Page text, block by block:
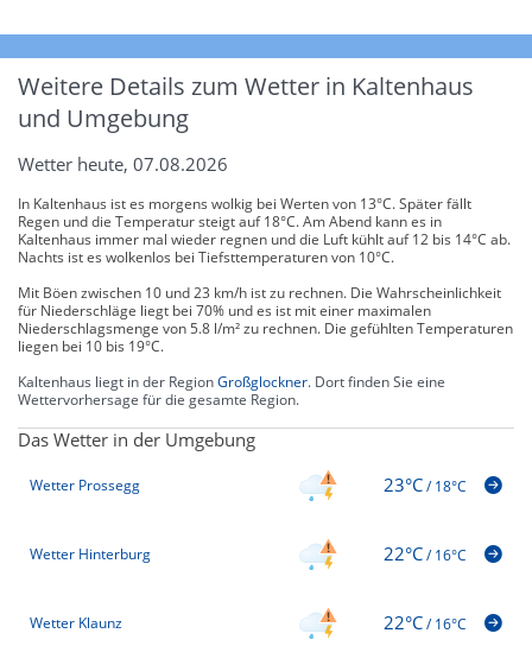
Weitere Details zum Wetter in Kaltenhaus
und Umgebung
Wetter heute, 07.08.2026
In Kaltenhaus ist es morgens wolkig bei Werten von 13°C. Später fällt
Regen und die Temperatur steigt auf 18°C. Am Abend kann es in
Kaltenhaus immer mal wieder regnen und die Luft kühlt auf 12 bis 14°C ab.
Nachts ist es wolkenlos bei Tiefsttemperaturen von 10°C.
Mit Böen zwischen 10 und 23 km/h ist zu rechnen. Die Wahrscheinlichkeit
für Niederschläge liegt bei 70% und es ist mit einer maximalen
Niederschlagsmenge von 5.8 l/m² zu rechnen. Die gefühlten Temperaturen
liegen bei 10 bis 19°C.
Kaltenhaus liegt in der RegionGroßglockner. Dort finden Sie eine
Wettervorhersage für die gesamte Region.
Das Wetter in der Umgebung
Wetter Prossegg 23°C/18°C
Wetter Hinterburg 22°C/16°C
Wetter Klaunz 22°C/16°C